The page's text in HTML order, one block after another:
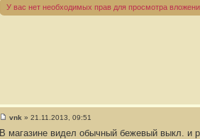
н
У вас нет необходимых прав для просмотра
о
vnk » 21.11.2013, 09:51
В магазине видел обычный бежевый выкл. и